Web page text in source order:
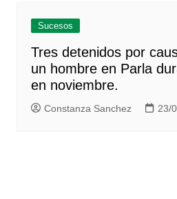
Sucesos
Tres detenidos por
un hombre en Parla
en noviembre.
Constanza Sanchez 23/